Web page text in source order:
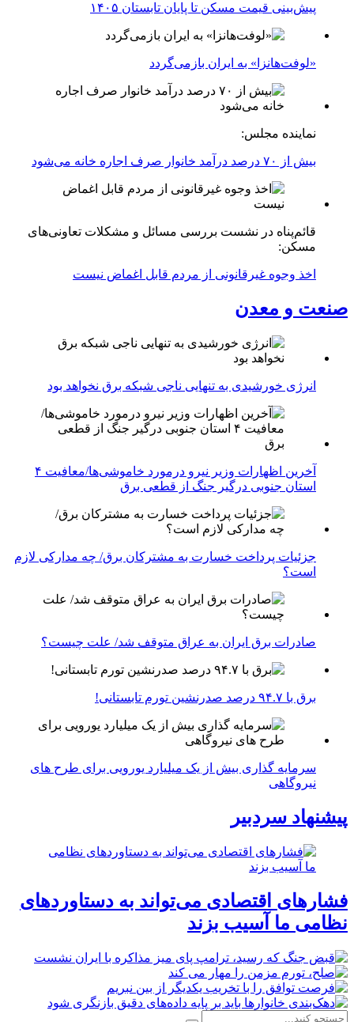
پیش‌بینی قیمت مسکن تا پایان تابستان ۱۴۰۵
«لوفت‌هانزا» به ایران بازمی‌گردد
نماینده مجلس:
بیش از ۷۰ درصد درآمد خانوار صرف اجاره خانه می‌شود
قائم‌پناه در نشست بررسی مسائل و مشکلات تعاونی‌های
مسکن:
اخذ وجوه غیرقانونی از مردم قابل اغماض نیست
و معدن
انرژی خورشیدی به تنهایی ناجی شبکه برق نخواهد بود
آخرین اظهارات وزیر نیرو درمورد خاموشی‌ها/معافیت ۴
استان جنوبی درگیر جنگ از قطعی برق
جزئیات پرداخت خسارت به مشترکان برق/ چه مدارکی لازم
است؟
صادرات برق ایران به عراق متوقف شد/ علت چیست؟
برق با ۹۴.۷ درصد صدرنشین تورم تابستانی!
سرمایه گذاری بیش از یک میلیارد یورویی برای طرح های
نیروگاهی
سردبیر
اقتصادی می‌تواند به دستاوردهای
ما آسیب بزند